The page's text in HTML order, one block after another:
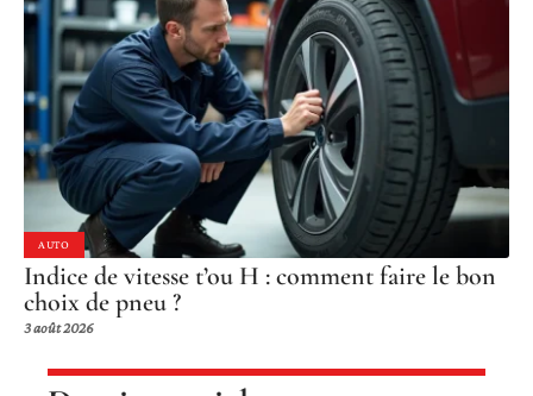
AUTO
Indice de vitesse t’ou H : comment faire le bon
choix de pneu ?
3 août 2026